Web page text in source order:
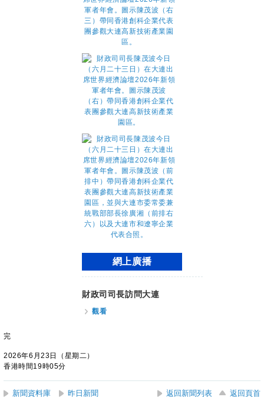
網上廣播
財政司司長訪問大連
觀看
完
2026年6月23日（星期二）
香港時間19時05分
新聞資料庫 昨日新聞 返回新聞列表 返回頁首